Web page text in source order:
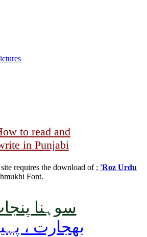
to read and
in Punjabi
requires the download of ; 'Roz Urdu
Font.
سوہنا
بھجارت ،